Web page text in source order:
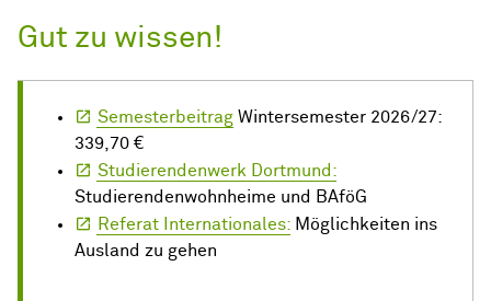
Gut zu wissen!
Semesterbeitrag Wintersemester 2026/27:
339,70 €
Studierendenwerk Dortmund:
Studierendenwohnheime und BAföG
Referat Internationales: Möglichkeiten ins
Ausland zu gehen